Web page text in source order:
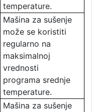
temperature.
Mašina za sušenje
može se koristiti
regularno na
maksimalnoj
vrednosti
programa srednje
temperature.
Mašina za sušenje